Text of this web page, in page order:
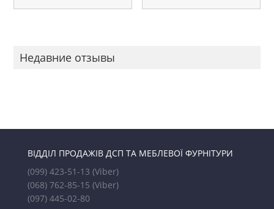
Недавние отзывы
ВІДДІЛ ПРОДАЖІВ ДСП ТА МЕБЛЕВОЇ ФУРНІТУРИ
(099) 423-51-13 (Viber)
(068) 762-85-15 (Viber)
(097) 445-02-80